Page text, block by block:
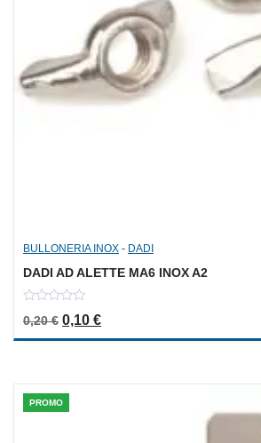
BULLONERIA INOX - DADI
DADI AD ALETTE MA6 INOX A2
out
of
0,20€ Il prezzo originale era: 0,20 €.
0,10 €Il prezzo attuale è: 0,10 €.
PROMO